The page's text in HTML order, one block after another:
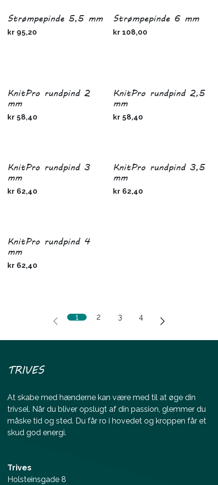
Strømpepinde 5,5 mm
kr 95,20
Strømpepinde 6 mm
kr 108,00
KnitPro rundpind 2
mm
kr 58,40
KnitPro rundpind 2,5
mm
kr 58,40
KnitPro rundpind 3
mm
kr 62,40
KnitPro rundpind 3,5
mm
kr 62,40
KnitPro rundpind 4
mm
kr 62,40
1 2 3 4
TRIVES
At skabe med hænderne kan være med til at øge din
trivsel. Når du bliver opslugt af din passion, glemmer du
måske tid og sted. Du får ro i hovedet og kroppen får et
skud god energi.
Trives
Holsteinsgade 8